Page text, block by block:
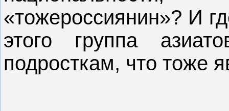
«тожероссиянин»? И
этого группа
подросткам, что тоже